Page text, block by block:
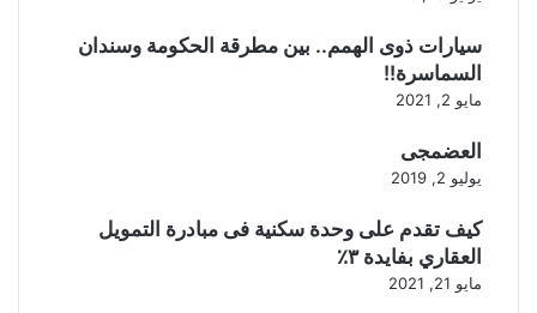
سيارات ذوى الهمم.. بين مطرقة الحكومة وسندان
السماسرة!!
مايو 2, 2021
العضمجى
يوليو 2, 2019
كيف تقدم على وحدة سكنية فى مبادرة التمويل
العقاري بفايدة ٣٪
مايو 21, 2021